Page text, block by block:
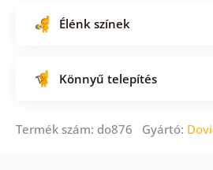
Élénk színek
Könnyű telepítés
Termék szám: do876 Gyártó: